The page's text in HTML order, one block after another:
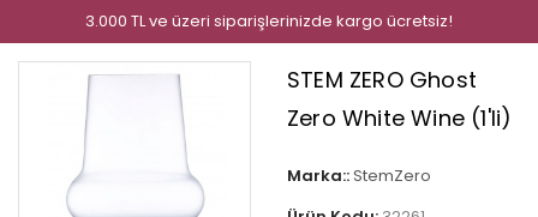
3.000 TL ve üzeri siparişlerinizde kargo ücretsiz!
STEM ZERO Ghost
Zero White Wine (1'li)
Marka::StemZero